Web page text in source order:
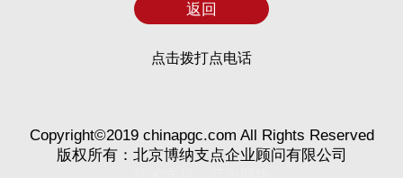
返回
点击拨打点电话
Copyright©2019 chinapgc.com All Rights Reserved
版权所有：北京博纳支点企业顾问有限公司